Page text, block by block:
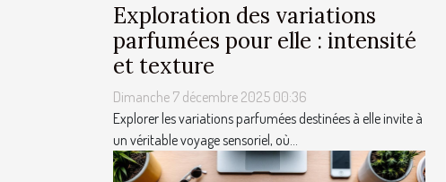
Exploration des variations
parfumées pour elle : intensité
et texture
Dimanche 7 décembre 2025 00:36
Explorer les variations parfumées destinées à elle invite à
un véritable voyage sensoriel, où...